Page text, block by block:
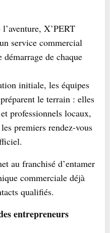
X’PERT
service commercial
de chaque
initiale, les équipes
le terrain : elles
professionnels locaux,
premiers rendez-vous
au franchisé d’entamer
commerciale déjà
qualifiés.
entrepreneurs